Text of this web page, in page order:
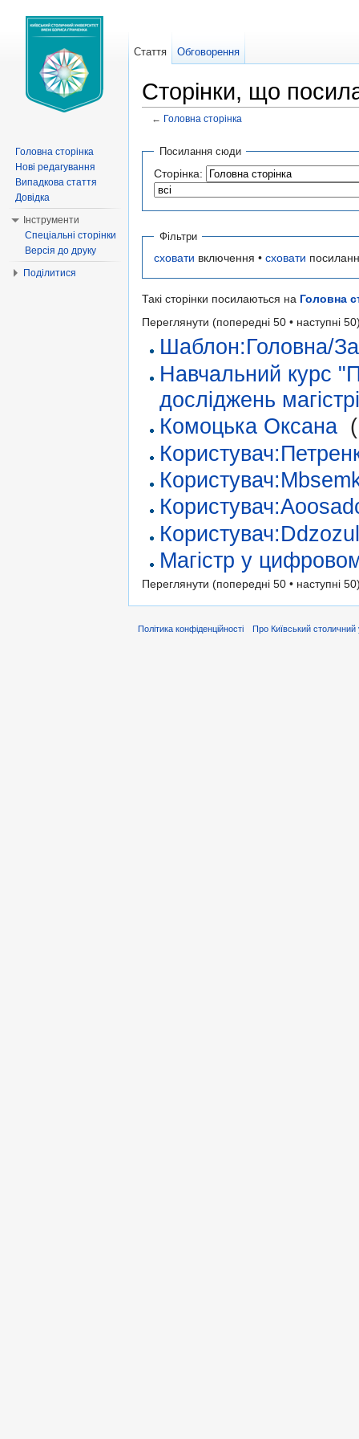
Сторінки, що
← Головна сторінка
Посилання сюди
Сторінка:
Фільтри
сховати включення • сховати
Такі сторінки посилаються на Головна
Переглянути (попередні 50 • наступні
Шаблон:Головна/
Навчальний курс
досліджень
Комоцька Оксана (
Магістр у
Переглянути (попередні 50 • наступні
Стаття Обговорення
Головна сторінка
Нові редагування
Випадкова стаття
Довідка
Інструменти
Спеціальні сторінки
Версія до друку
Поділитися
Політика конфіденційності Про Київський столичний